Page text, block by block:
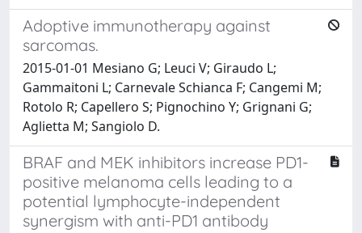
Adoptive immunotherapy against
sarcomas.
2015-01-01 Mesiano G; Leuci V; Giraudo L;
Gammaitoni L; Carnevale Schianca F; Cangemi M;
Rotolo R; Capellero S; Pignochino Y; Grignani G;
Aglietta M; Sangiolo D.
BRAF and MEK inhibitors increase PD1-
positive melanoma cells leading to a
potential lymphocyte-independent
synergism with anti-PD1 antibody